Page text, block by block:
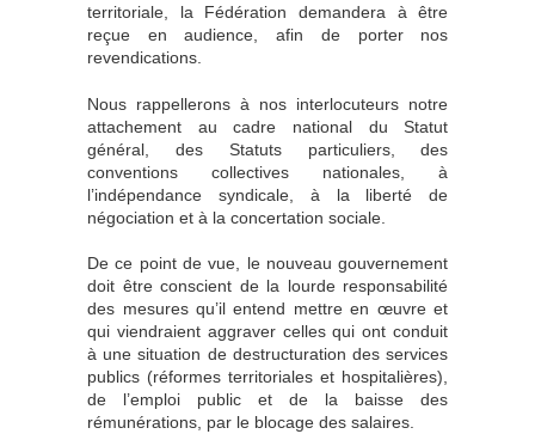
territoriale, la Fédération demandera à être
reçue en audience, afin de porter nos
revendications.
Nous rappellerons à nos interlocuteurs notre
attachement au cadre national du Statut
général, des Statuts particuliers, des
conventions collectives nationales, à
l’indépendance syndicale, à la liberté de
négociation et à la concertation sociale.
De ce point de vue, le nouveau gouvernement
doit être conscient de la lourde responsabilité
des mesures qu’il entend mettre en œuvre et
qui viendraient aggraver celles qui ont conduit
à une situation de destructuration des services
publics (réformes territoriales et hospitalières),
de l’emploi public et de la baisse des
rémunérations, par le blocage des salaires.